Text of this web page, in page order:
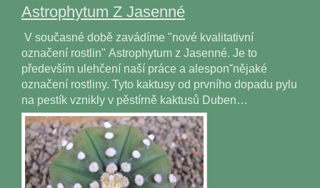
Astrophytum Z Jasenné
V současné době zavádíme "nové kvalitativní
označení rostlin" Astrophytum z Jasenné. Je to
především ulehčení naší práce a alesponˇnějaké
označení rostliny. Tyto kaktusy od prvního dopadu pylu
na pestík vznikly v pěstírně kaktusů Duben…